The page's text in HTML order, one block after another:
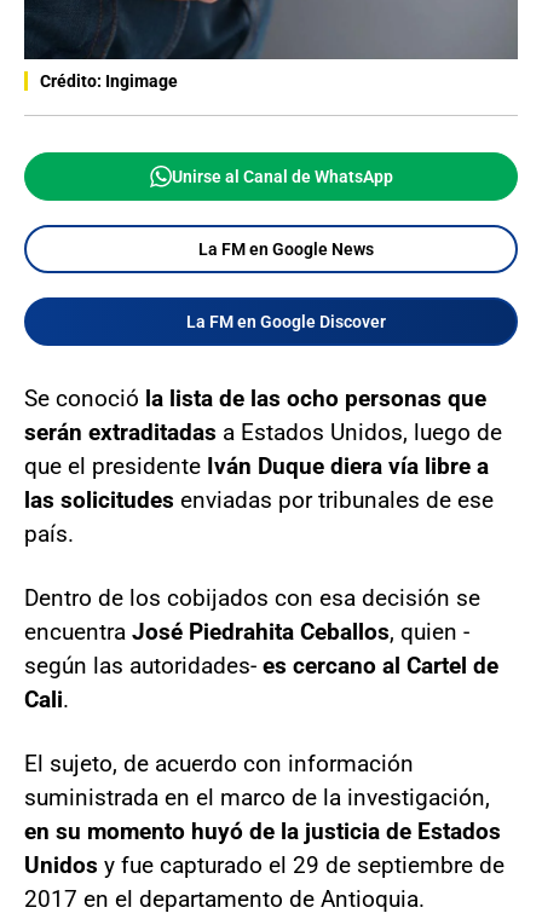
Crédito: Ingimage
Unirse al Canal de WhatsApp
La FM en Google News
La FM en Google Discover
Se conoció la lista de las ocho personas que
serán extraditadas a Estados Unidos, luego de
que el presidente Iván Duque diera vía libre a
las solicitudes enviadas por tribunales de ese
país.
Dentro de los cobijados con esa decisión se
encuentra José Piedrahita Ceballos, quien -
según las autoridades- es cercano al Cartel de
Cali.
El sujeto, de acuerdo con información
suministrada en el marco de la investigación,
en su momento huyó de la justicia de Estados
Unidos y fue capturado el 29 de septiembre de
2017 en el departamento de Antioquia.